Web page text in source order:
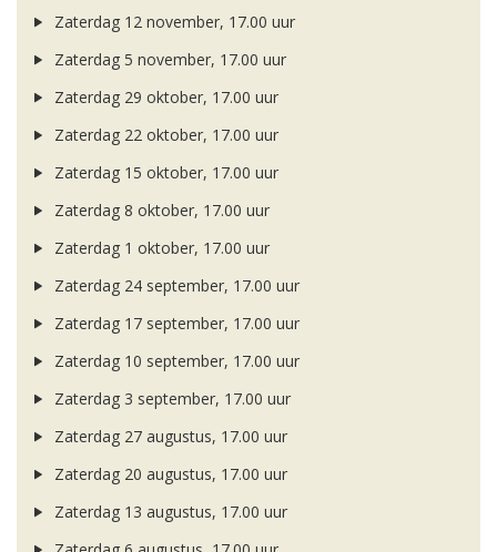
Zaterdag 12 november, 17.00 uur
Zaterdag 5 november, 17.00 uur
Zaterdag 29 oktober, 17.00 uur
Zaterdag 22 oktober, 17.00 uur
Zaterdag 15 oktober, 17.00 uur
Zaterdag 8 oktober, 17.00 uur
Zaterdag 1 oktober, 17.00 uur
Zaterdag 24 september, 17.00 uur
Zaterdag 17 september, 17.00 uur
Zaterdag 10 september, 17.00 uur
Zaterdag 3 september, 17.00 uur
Zaterdag 27 augustus, 17.00 uur
Zaterdag 20 augustus, 17.00 uur
Zaterdag 13 augustus, 17.00 uur